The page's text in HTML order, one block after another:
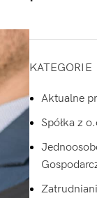
KATEGORIE
Aktualne
Spółka z